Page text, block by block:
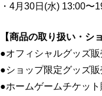
・4月30日(水) 13:00〜
【商品の取り扱い・シ
●オフィシャルグッズ販
●ショップ限定グッズ販
●ホームゲームチケット